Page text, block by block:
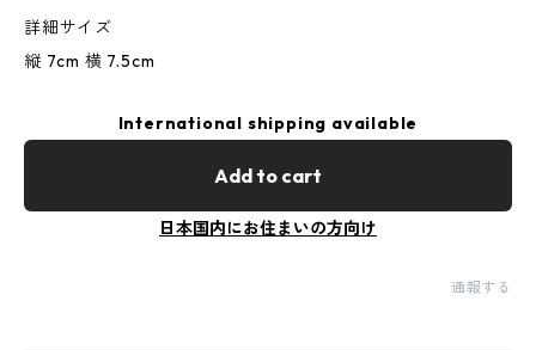
詳細サイズ
縦 7cm 横 7.5cm
International shipping available
Add to cart
日本国内にお住まいの方向け
通報する